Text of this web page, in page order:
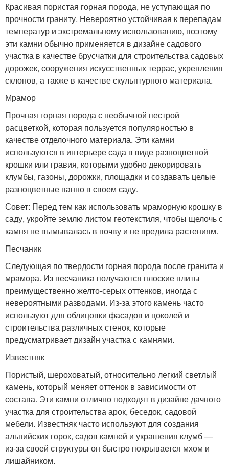
Красивая пористая горная порода, не уступающая по
прочности граниту. Невероятно устойчивая к перепадам
температур и экстремальному использованию, поэтому
эти камни обычно применяется в дизайне садового
участка в качестве брусчатки для строительства садовых
дорожек, сооружения искусственных террас, укрепления
склонов, а также в качестве скульптурного материала.
Мрамор
Прочная горная порода с необычной пестрой
расцветкой, которая пользуется популярностью в
качестве отделочного материала. Эти камни
используются в интерьере сада в виде разноцветной
крошки или гравия, которыми удобно декорировать
клумбы, газоны, дорожки, площадки и создавать целые
разноцветные панно в своем саду.
Совет: Перед тем как использовать мраморную крошку в
саду, укройте землю листом геотекстиля, чтобы щелочь с
камня не вымывалась в почву и не вредила растениям.
Песчаник
Следующая по твердости горная порода после гранита и
мрамора. Из песчаника получаются плоские плиты
преимущественно желто-серых оттенков, иногда с
невероятными разводами. Из-за этого камень часто
используют для облицовки фасадов и цоколей и
строительства различных стенок, которые
предусматривает дизайн участка с камнями.
Известняк
Пористый, шероховатый, относительно легкий светлый
камень, который меняет оттенок в зависимости от
состава. Эти камни отлично подходят в дизайне дачного
участка для строительства арок, беседок, садовой
мебели. Известняк часто используют для создания
альпийских горок, садов камней и украшения клумб —
из-за своей структуры он быстро покрывается мхом и
лишайником.